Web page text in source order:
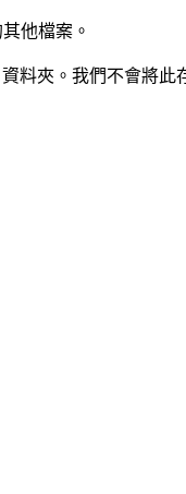
他檔案。
料夾。我們不會將此